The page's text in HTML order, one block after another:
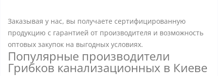
Заказывая у нас, вы получаете сертифицированную
продукцию с гарантией от производителя и возможность
оптовых закупок на выгодных условиях.
Популярные производители
Грибков канализационных в Киеве